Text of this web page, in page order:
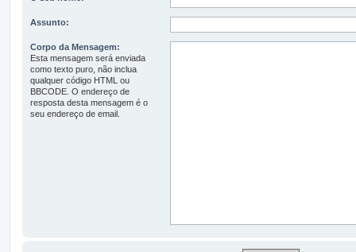
Assunto:
Corpo da Mensagem:
Esta mensagem será enviada
como texto puro, não inclua
qualquer código HTML ou
BBCODE. O endereço de
resposta desta mensagem é o
seu endereço de email.